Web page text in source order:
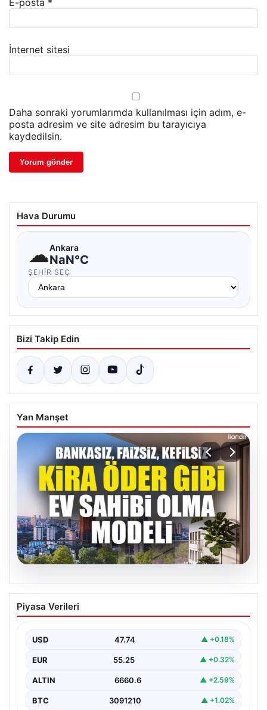
E-posta *
İnternet sitesi
Daha sonraki yorumlarımda kullanılması için adım, e-
posta adresim ve site adresim bu tarayıcıya
kaydedilsin.
Hava Durumu
☁Ankara
NaN°C
ŞEHIR SEÇ
Bizi Takip Edin
Yan Manşet
DAP Yapı’dan Emlak Güvencesi ile Kendi
Kendini Ödeyen Yeni Proje Ataşehir 173
çeken DAP Gayrimenkul Geliştirme, müşterilerine
sunduğu yeni yaşam modeliyle…
Piyasa Verileri
USD 47.74 ▲ +0.18%
EUR 55.25 ▲ +0.32%
ALTIN 6660.6 ▲ +2.59%
BTC 3091210 ▲ +1.02%